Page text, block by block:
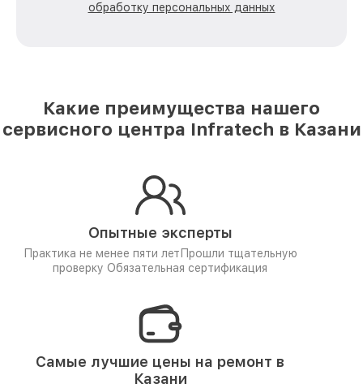
обработку персональных данных
Какие преимущества нашего
сервисного центра Infratech в Казани
Опытные эксперты
Практика не менее пяти лет Прошли тщательную
проверку Обязательная сертификация
Самые лучшие цены на ремонт в
Казани